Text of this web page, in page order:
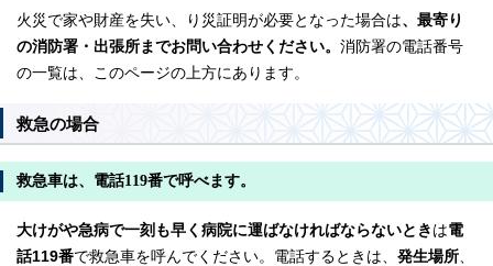
火災で家や財産を失い、り災証明が必要となった場合は、最寄り
の消防署・出張所までお問い合わせください。 消防署の電話番号
の一覧は、このページの上方にあります。
救急の場合
救急車は、電話119番で呼べます。
大けがや急病で一刻も早く病院に運ばなければならないとき は電
話119番で救急車を呼んでください。電話するときは、 発生場所